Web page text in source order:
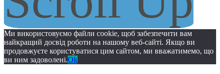
Ми використовуємо файли cookie, щоб забезпечити вам
найкращий досвід роботи на нашому веб-сайті. Якщо ви
продовжуєте користуватися цим сайтом, ми вважатимемо, що
ви ним задоволені.Ok